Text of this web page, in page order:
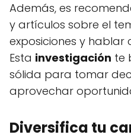
Además, es
y artículos sobre el
exposiciones y hablar
Esta investigación te
sólida para tomar
aprovechar
Diversifica tu